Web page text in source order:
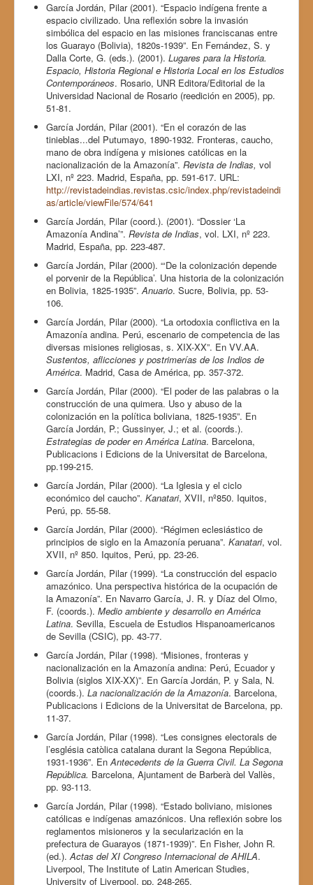
García Jordán, Pilar (2001). “Espacio indígena frente a
espacio civilizado. Una reflexión sobre la invasión
simbólica del espacio en las misiones franciscanas entre
los Guarayo (Bolivia), 1820s-1939”. En Fernández, S. y
Dalla Corte, G. (eds.). (2001). Lugares para la Historia.
Espacio, Historia Regional e Historia Local en los Estudios
Contemporáneos. Rosario, UNR Editora/Editorial de la
Universidad Nacional de Rosario (reedición en 2005), pp.
51-81.
García Jordán, Pilar (2001). “En el corazón de las
tinieblas...del Putumayo, 1890-1932. Fronteras, caucho,
mano de obra indígena y misiones católicas en la
nacionalización de la Amazonía”. Revista de Indias, vol
LXI, nº 223. Madrid, España, pp. 591-617. URL:
http://revistadeindias.revistas.csic/index.php/revistadeindi
as/article/viewFile/574/641
García Jordán, Pilar (coord.). (2001). “Dossier ‘La
Amazonía Andina’”. Revista de Indias, vol. LXI, nº 223.
Madrid, España, pp. 223-487.
García Jordán, Pilar (2000). “‘De la colonización depende
el porvenir de la República’. Una historia de la colonización
en Bolivia, 1825-1935”.Anuario. Sucre, Bolivia, pp. 53-
106.
García Jordán, Pilar (2000). “La ortodoxia conflictiva en la
Amazonía andina. Perú, escenario de competencia de las
diversas misiones religiosas, s. XIX-XX”. En VV.AA.
Sustentos, aflicciones y postrimerías de los Indios de
América. Madrid, Casa de América, pp. 357-372.
García Jordán, Pilar (2000). “El poder de las palabras o la
construcción de una quimera. Uso y abuso de la
colonización en la política boliviana, 1825-1935”. En
García Jordán, P.; Gussinyer, J.; et al. (coords.).
Estrategias de poder en América Latina. Barcelona,
Publicacions i Edicions de la Universitat de Barcelona,
pp.199-215.
García Jordán, Pilar (2000). “La Iglesia y el ciclo
económico del caucho”. Kanatari, XVII, nº850. Iquitos,
Perú, pp. 55-58.
García Jordán, Pilar (2000). “Régimen eclesiástico de
principios de siglo en la Amazonía peruana”. Kanatari, vol.
XVII, nº 850. Iquitos, Perú, pp. 23-26.
García Jordán, Pilar (1999). “La construcción del espacio
amazónico. Una perspectiva histórica de la ocupación de
la Amazonía”. En Navarro García, J. R. y Díaz del Olmo,
F. (coords.). Medio ambiente y desarrollo en América
Latina. Sevilla, Escuela de Estudios Hispanoamericanos
de Sevilla (CSIC), pp. 43-77.
García Jordán, Pilar (1998). “Misiones, fronteras y
nacionalización en la Amazonía andina: Perú, Ecuador y
Bolivia (siglos XIX-XX)”. En García Jordán, P. y Sala, N.
(coords.). La nacionalización de la Amazonía. Barcelona,
Publicacions i Edicions de la Universitat de Barcelona, pp.
11-37.
García Jordán, Pilar (1998). “Les consignes electorals de
l’església catòlica catalana durant la Segona República,
1931-1936”. EnAntecedents de la Guerra Civil. La Segona
República. Barcelona, Ajuntament de Barberà del Vallès,
pp. 93-113.
García Jordán, Pilar (1998). “Estado boliviano, misiones
católicas e indígenas amazónicos. Una reflexión sobre los
reglamentos misioneros y la secularización en la
prefectura de Guarayos (1871-1939)”. En Fisher, John R.
(ed.).Actas del XI Congreso Internacional de AHILA.
Liverpool, The Institute of Latin American Studies,
University of Liverpool, pp. 248-265.